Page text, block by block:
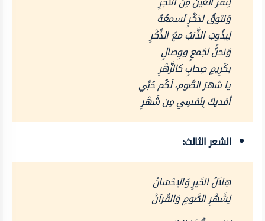
وَنتوقُ لذكْرٍ نَسمعُهُ
لِيذُوبَ الذَّنبُ معَ الذِّكْرِ
وَنحنُّ لجَمعٍ ووِصالٍ
بكَرِيمِ صِحابٍ كالزَّهْرِ
يا شهرَ الصَّوم، لَكُم حُبِّي
أفديكَ بِنَفسِي مِن شَهْرِ
الشعر الثالث:
هِلاَلُ الخَيرِ وَالإحْسَانْ
لِشَهْرِ الصَّومِ وَالقُرآنْ